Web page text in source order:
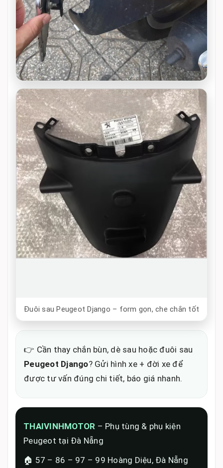
Chắn bùn – dè sau Peugeot Django lắp thực tế
Đuôi sau Peugeot Django – form gọn, che chắn tốt
👉 Cần thay chắn bùn, dè sau hoặc đuôi sau
Peugeot Django? Gửi hình xe + đời xe để
được tư vấn đúng chi tiết, báo giá nhanh.
THAIVINHMOTOR – Phụ tùng & phụ kiện
Peugeot tại Đà Nẵng
🏠 57 – 86 – 97 – 99 Hoàng Diệu, Đà Nẵng